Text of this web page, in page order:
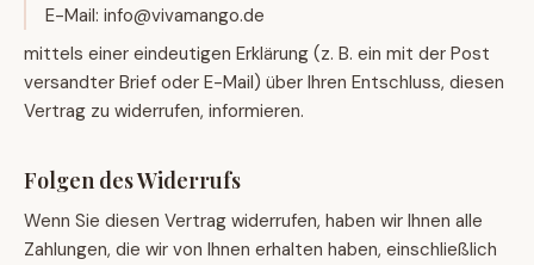
E-Mail: info@vivamango.de
mittels einer eindeutigen Erklärung (z. B. ein mit der Post
versandter Brief oder E-Mail) über Ihren Entschluss, diesen
Vertrag zu widerrufen, informieren.
Folgen des Widerrufs
Wenn Sie diesen Vertrag widerrufen, haben wir Ihnen alle
Zahlungen, die wir von Ihnen erhalten haben, einschließlich